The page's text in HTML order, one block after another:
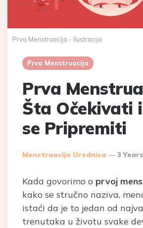
Prva Menstruacija - Ilustracija
Prva Menstruacija
Prva
Šta Očekivati
se Pripremiti
Posted
Menstruacija Urednica 3
Kada govorimo o prvoj
kako se stručno naziva,
istaći da je to jedan od
trenutaka u životu svake